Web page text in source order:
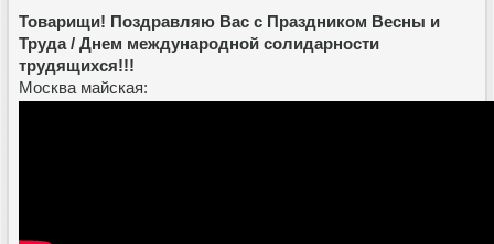
Товарищи! Поздравляю Вас с Праздником Весны и
Труда / Днем международной солидарности
трудящихся!!!
Москва майская: